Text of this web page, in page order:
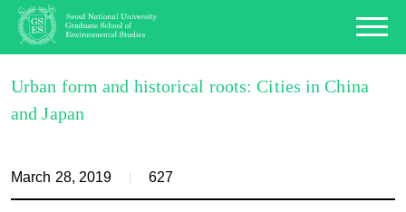
Urban form and historical roots: Cities in China
and Japan
March 28, 2019 627